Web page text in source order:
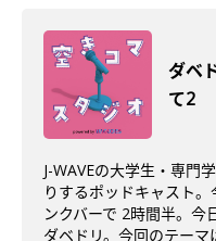
ダベ
て2
J-WAVEの大学生・専門
りするポッドキャスト
ンクバーで 2時間半。今
ダベドリ。今回のテーマ